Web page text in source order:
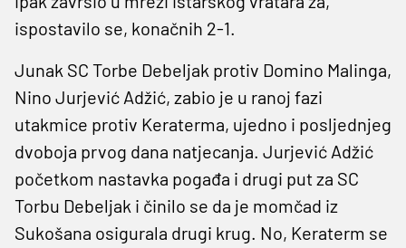
ispostavilo se, konačnih 2-1.
Junak SC Torbe Debeljak protiv Domino Malinga,
Nino Jurjević Adžić, zabio je u ranoj fazi
utakmice protiv Keraterma, ujedno i posljednjeg
dvoboja prvog dana natjecanja. Jurjević Adžić
početkom nastavka pogađa i drugi put za SC
Torbu Debeljak i činilo se da je momčad iz
Sukošana osigurala drugi krug. No, Keraterm se